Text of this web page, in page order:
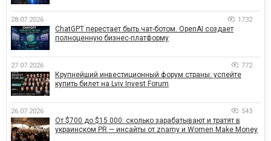
28.07.2026 1732
ChatGPT перестает быть чат-ботом. OpenAI создает
полноценную бизнес-платформу
27.07.2026 772
Крупнейший инвестиционный форум страны: успейте
купить билет на Lviv Invest Forum
26.07.2026 543
От $700 до $15 000: сколько зарабатывают и тратят в
украинском PR — инсайты от znamy и Women Make Money